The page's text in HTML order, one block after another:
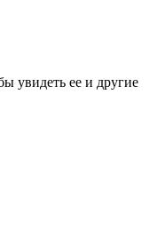
увидеть ее и другие